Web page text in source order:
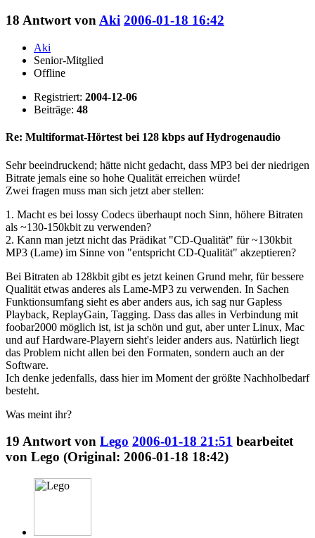
18 Antwort vonAki 2006-01-18 16:42
Aki
Senior-Mitglied
Offline
Registriert: 2004-12-06
Beiträge: 48
Re: Multiformat-Hörtest bei 128 kbps auf Hydrogenaudio
Sehr beeindruckend; hätte nicht gedacht, dass MP3 bei der niedrigen
Bitrate jemals eine so hohe Qualität erreichen würde!
Zwei fragen muss man sich jetzt aber stellen:
1. Macht es bei lossy Codecs überhaupt noch Sinn, höhere Bitraten
als ~130-150kbit zu verwenden?
2. Kann man jetzt nicht das Prädikat "CD-Qualität" für ~130kbit
MP3 (Lame) im Sinne von "entspricht CD-Qualität" akzeptieren?
Bei Bitraten ab 128kbit gibt es jetzt keinen Grund mehr, für bessere
Qualität etwas anderes als Lame-MP3 zu verwenden. In Sachen
Funktionsumfang sieht es aber anders aus, ich sag nur Gapless
Playback, ReplayGain, Tagging. Dass das alles in Verbindung mit
foobar2000 möglich ist, ist ja schön und gut, aber unter Linux, Mac
und auf Hardware-Playern sieht's leider anders aus. Natürlich liegt
das Problem nicht allen bei den Formaten, sondern auch an der
Software.
Ich denke jedenfalls, dass hier im Moment der größte Nachholbedarf
besteht.
Was meint ihr?
19 Antwort von Lego 2006-01-18 21:51 bearbeitet
von Lego (Original: 2006-01-18 18:42)